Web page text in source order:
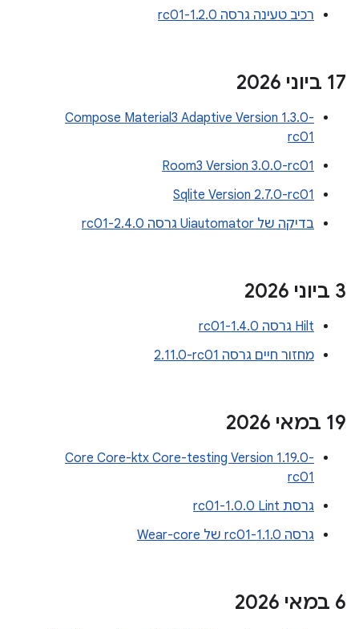
רכיב טעינה גרסה 1.2.0-rc01
‫17 ביוני 2026
Compose Material3 Adaptive Version 1.3.0-
rc01
Room3 Version 3.0.0-rc01
Sqlite Version 2.7.0-rc01
בדיקה של Uiautomator גרסה 2.4.0-rc01
‫3 ביוני 2026
Hilt גרסה 1.4.0-rc01
מחזור חיים גרסה ‎2.11.0-rc01
‫19 במאי 2026
Core Core-ktx Core-testing Version 1.19.0-
rc01
גרסת Lint‏ 1.0.0-rc01
גרסה 1.1.0-rc01 של Wear-core
‫6 במאי 2026